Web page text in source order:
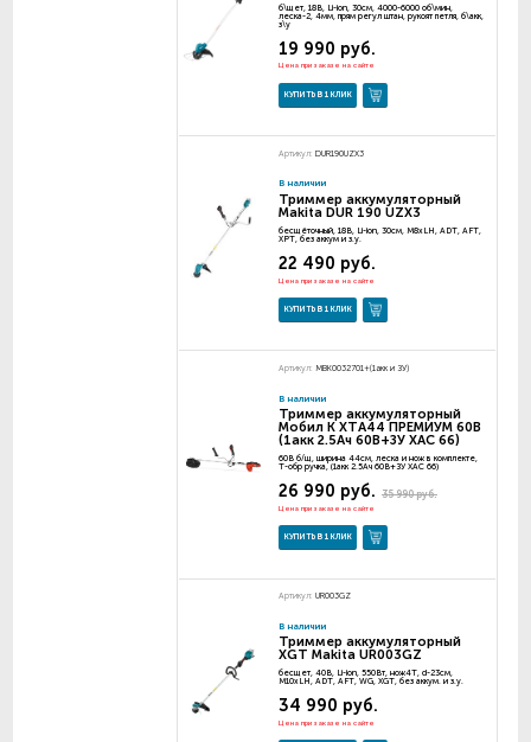
б\щет, 18В, Li-ion, 30см, 4000-6000 об\мин,
леска-2, 4мм, прям регул штан, рукоят петля, б\акк,
з\у
19 990 руб.
Цена при заказе на сайте
КУПИТЬ В 1 КЛИК
Артикул: DUR190UZX3
В наличии
Триммер аккумуляторный
Makita DUR 190 UZX3
бесщёточный, 18В, Li-ion, 30см, M8xLH, ADT, AFT,
XPT, без аккум и з.у.
22 490 руб.
Цена при заказе на сайте
КУПИТЬ В 1 КЛИК
Артикул: MBK0032701+(1акк и ЗУ)
В наличии
Триммер аккумуляторный
Мобил К XТA44 ПРЕМИУМ 60В
(1акк 2.5Ач 60В+ЗУ XAC 66)
60В б/щ, ширина 44см, леска и нож в комплекте,
Т-обр ручка, (1акк 2.5Ач 60В+ЗУ XAC 66)
35 990 руб.
26 990 руб.
Цена при заказе на сайте
КУПИТЬ В 1 КЛИК
Артикул: UR003GZ
В наличии
Триммер аккумуляторный
XGT Makita UR003GZ
бесщет, 40В, Li-ion, 550Вт, нож4Т, d-23см,
M10хLH, ADT, AFT, WG, XGT, без аккум. и з.у.
34 990 руб.
Цена при заказе на сайте